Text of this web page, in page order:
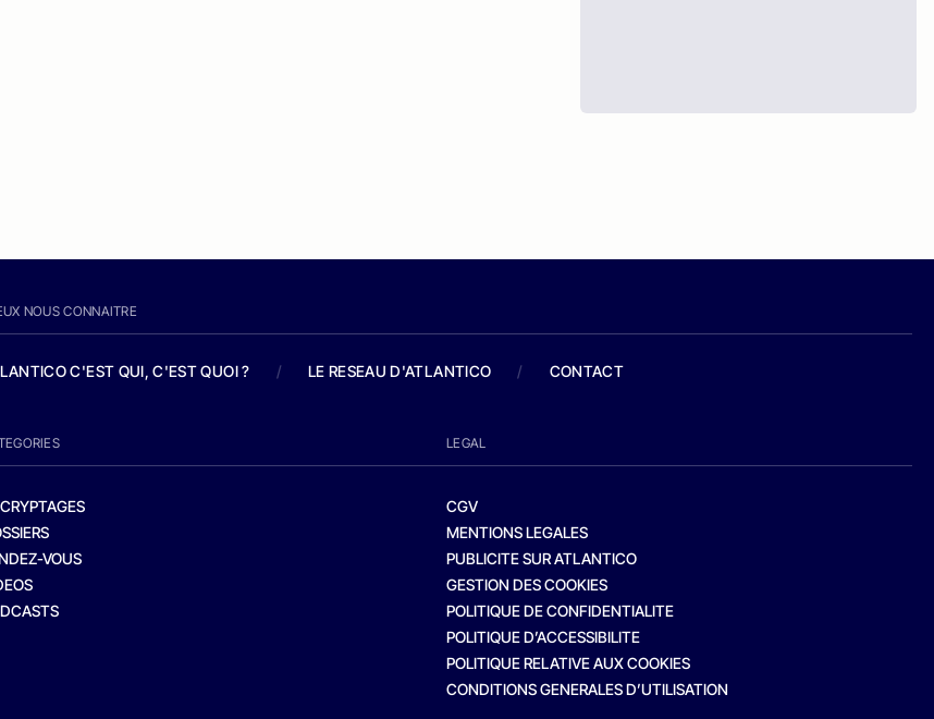
NOUS CONNAITRE
C'EST QUI, C'EST QUOI ? / LE RESEAU D'ATLANTICO / CONTACT
VOUS
LEGAL
CGV
MENTIONS LEGALES
PUBLICITE SUR ATLANTICO
GESTION DES COOKIES
POLITIQUE DE CONFIDENTIALITE
POLITIQUE D’ACCESSIBILITE
POLITIQUE RELATIVE AUX COOKIES
CONDITIONS GENERALES D’UTILISATION